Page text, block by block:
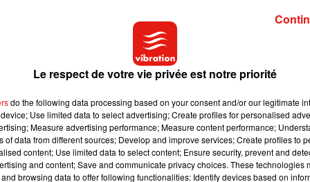
d'avoir tué son ancienne compagne
victime a été poignardée à plusieurs reprises par
de Vallères en Indre-et-Loire. Alors que les membres de
après-midi dansant, ils ont été témoins d’une
Loire, un retraité s’est emporté auprès de son ancienne
poignardée à plusieurs reprises avant de prendre la
forces de l’ordre, la victime a succombé des suites de ses
Le respect de votre vie privée est notre priorité
do the following data processing based on your consent and/or our legitimate
Use limited data to select advertising; Create profiles for personalised
Measure advertising performance; Measure content performance;
of data from different sources; Develop and improve services; Create profiles to
content; Use limited data to select content; Ensure security, prevent and
and content; Save and communicate privacy choices. These technologies
browsing data to offer following functionalities: Identify devices based on